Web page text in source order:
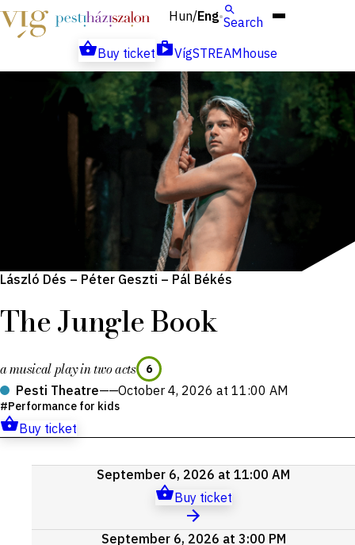
Hun/Eng Search
Buy ticket
VígSTREAMhouse
László Dés – Péter Geszti – Pál Békés
The Jungle Book
a musical play in two acts 6
Pesti Theatre——October 4, 2026 at 11:00 AM
Performance for kids
Buy ticket
Upcoming September 6, 2026 at 11:00 AM
Buy ticket
September 6, 2026 at 3:00 PM